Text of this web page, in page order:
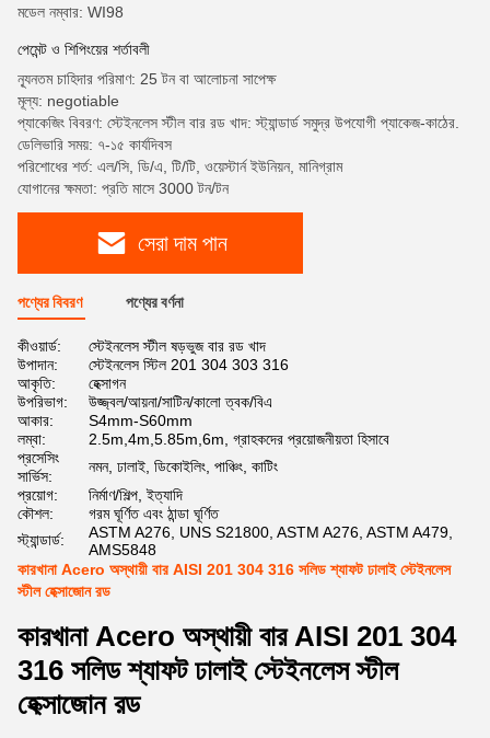
মডেল নম্বার: WI98
পেমেন্ট ও শিপিংয়ের শর্তাবলী
ন্যূনতম চাহিদার পরিমাণ: 25 টন বা আলোচনা সাপেক্ষ
মূল্য: negotiable
প্যাকেজিং বিবরণ: স্টেইনলেস স্টীল বার রড খাদ: স্ট্যান্ডার্ড সমুদ্র উপযোগী প্যাকেজ-কাঠের.
ডেলিভারি সময়: ৭-১৫ কার্যদিবস
পরিশোধের শর্ত: এল/সি, ডি/এ, টি/টি, ওয়েস্টার্ন ইউনিয়ন, মানিগ্রাম
যোগানের ক্ষমতা: প্রতি মাসে 3000 টন/টন
সেরা দাম পান
পণ্যের বিবরণ পণ্যের বর্ণনা
কীওয়ার্ড:
স্টেইনলেস স্টীল ষড়ভুজ বার রড খাদ
উপাদান:
স্টেইনলেস স্টিল 201 304 303 316
আকৃতি:
হেক্সাগন
উপরিভাগ:
উজ্জ্বল/আয়না/সাটিন/কালো ত্বক/বিএ
আকার:
S4mm-S60mm
লম্বা:
2.5m,4m,5.85m,6m, গ্রাহকদের প্রয়োজনীয়তা হিসাবে
প্রসেসিং
সার্ভিস:
নমন, ঢালাই, ডিকোইলিং, পাঞ্চিং, কাটিং
প্রয়োগ:
নির্মাণ/শিল্প, ইত্যাদি
কৌশল:
গরম ঘূর্ণিত এবং ঠান্ডা ঘূর্ণিত
স্ট্যান্ডার্ড:
ASTM A276, UNS S21800, ASTM A276, ASTM A479,
AMS5848
কারখানা Acero অস্থায়ী বার AISI 201 304 316 সলিড শ্যাফট ঢালাই স্টেইনলেস
স্টীল হেক্সাজোন রড
কারখানা Acero অস্থায়ী বার AISI 201 304
316 সলিড শ্যাফট ঢালাই স্টেইনলেস স্টীল
হেক্সাজোন রড